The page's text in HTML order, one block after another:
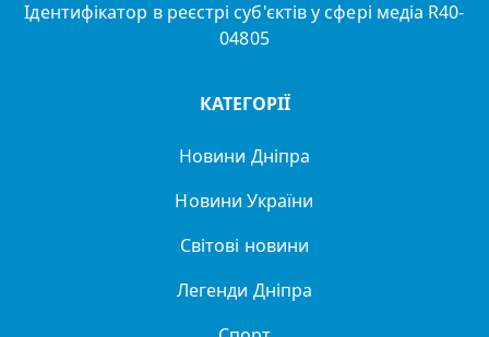
Ідентифікатор в реєстрі суб'єктів у сфері медіа R40-
04805
КАТЕГОРІЇ
Новини Дніпра
Новини України
Світові новини
Легенди Дніпра